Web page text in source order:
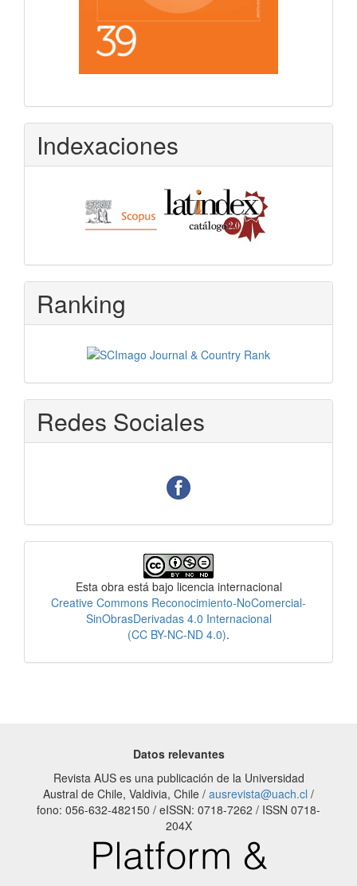
Indexaciones
Ranking
Redes Sociales
Esta obra está bajo licencia internacional
Creative Commons Reconocimiento-NoComercial-
SinObrasDerivadas 4.0 Internacional
(CC BY-NC-ND 4.0).
Datos relevantes
Revista AUS es una publicación de la Universidad
Austral de Chile, Valdivia, Chile / ausrevista@uach.cl /
fono: 056-632-482150 / eISSN: 0718-7262 / ISSN 0718-
204X